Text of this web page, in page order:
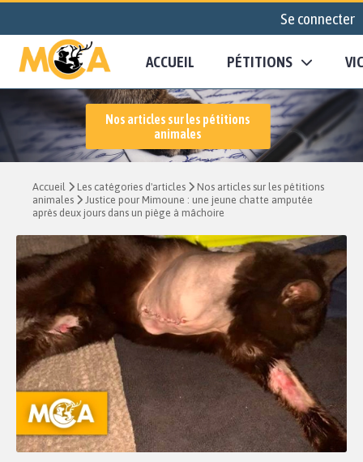
Se connecter
ACCUEIL PÉTITIONS
Nos articles sur les pétitions
animales
Accueil Les catégories d'articles
Nos articles sur les pétitions
animales
Justice pour Mimoune : une jeune chatte amputée
après deux jours dans un piège à mâchoire